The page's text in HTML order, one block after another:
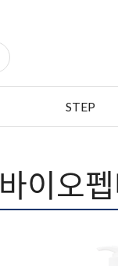
STEP
바이오